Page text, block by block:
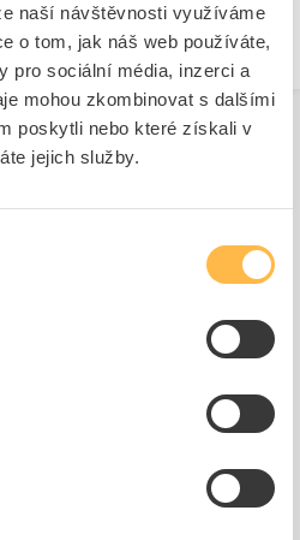
naší návštěvnosti využíváme
o tom, jak náš web používáte,
pro sociální média, inzerci a
mohou zkombinovat s dalšími
poskytli nebo které získali v
jejich služby.
11.227.568